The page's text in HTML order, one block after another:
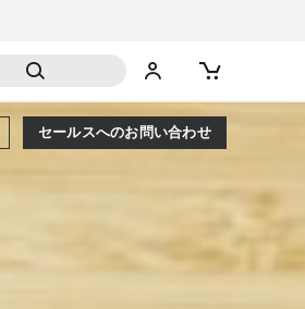
セールスへのお問い合わせ